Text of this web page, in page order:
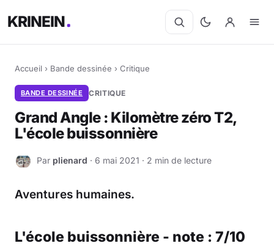
KRINEIN
Accueil › Bande dessinée › Critique
BANDE DESSINÉE CRITIQUE
Grand Angle : Kilomètre zéro T2,
L'école buissonnière
P Par plienard · 6 mai 2021 · 2 min de lecture
Aventures humaines.
L'école buissonnière - note : 7/10